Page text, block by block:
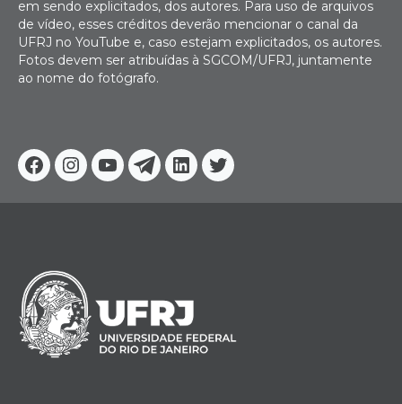
Facebook
Instagram
YoutubeTelegram
Linkedin
Twitter
em sendo explicitados, dos autores. Para uso de arquivos
de vídeo, esses créditos deverão mencionar o canal da
UFRJ no YouTube e, caso estejam explicitados, os autores.
Fotos devem ser atribuídas à SGCOM/UFRJ, juntamente
ao nome do fotógrafo.